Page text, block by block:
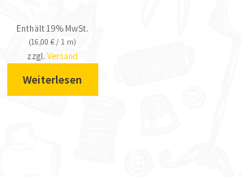
Enthält 19% MwSt.
(16,00€/ 1 m)
zzgl.Versand
Weiterlesen